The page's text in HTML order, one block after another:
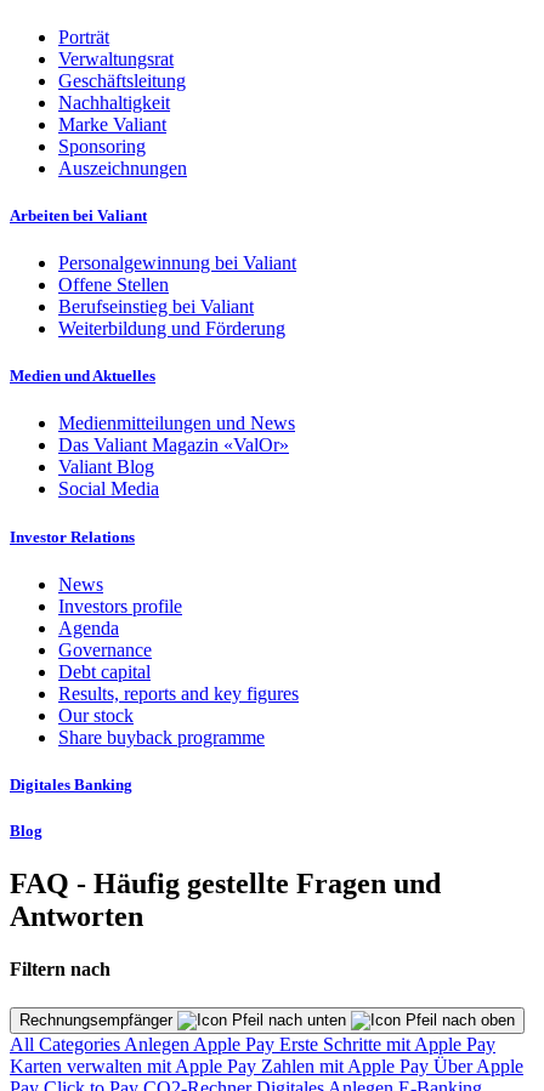
Porträt
Verwaltungsrat
Geschäftsleitung
Nachhaltigkeit
Marke Valiant
Sponsoring
Auszeichnungen
Arbeiten bei Valiant
Personalgewinnung bei Valiant
Offene Stellen
Berufseinstieg bei Valiant
Weiterbildung und Förderung
Medien und Aktuelles
Medienmitteilungen und News
Das Valiant Magazin «ValOr»
Valiant Blog
Social Media
Investor Relations
News
Investors profile
Agenda
Governance
Debt capital
Results, reports and key figures
Our stock
Share buyback programme
Digitales Banking
Blog
FAQ - Häufig gestellte Fragen und
Antworten
Filtern nach
Rechnungsempfänger
All Categories Anlegen Apple Pay Erste Schritte mit Apple Pay
Karten verwalten mit Apple Pay Zahlen mit Apple Pay Über Apple